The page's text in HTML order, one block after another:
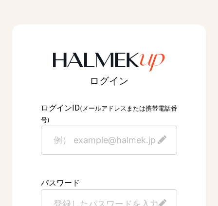
ログイン
ログインID(メールアドレスまたは携帯電話番
号)
パスワード